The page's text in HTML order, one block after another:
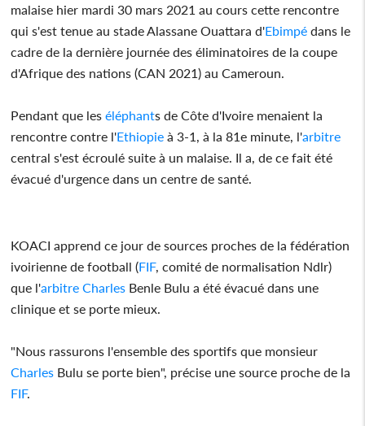
malaise hier mardi 30 mars 2021 au cours cette rencontre
qui s'est tenue au stade Alassane Ouattara d'Ebimpé dans le
cadre de la dernière journée des éliminatoires de la coupe
d'Afrique des nations (CAN 2021) au Cameroun.
Pendant que leséléphants de Côte d'Ivoire menaient la
rencontre contre l'Ethiopie à 3-1, à la 81e minute, l'arbitre
central s'est écroulé suite à un malaise. Il a, de ce fait été
évacué d'urgence dans un centre de santé.
KOACI apprend ce jour de sources proches de la fédération
ivoirienne de football (FIF, comité de normalisation Ndlr)
que l'arbitre Charles Benle Bulu a été évacué dans une
clinique et se porte mieux.
"Nous rassurons l'ensemble des sportifs que monsieur
Charles Bulu se porte bien", précise une source proche de la
FIF.